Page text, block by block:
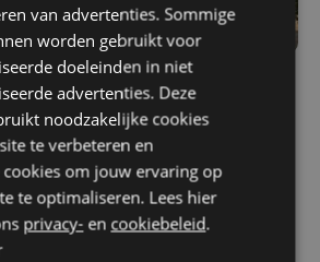
za 1 augustus | 17:21
in Izegem: drie rijstroken
van advertenties. Sommige
worden gebruikt voor
doeleinden in niet
advertenties. Deze
noodzakelijke cookies
te verbeteren en
om jouw ervaring op
te optimaliseren. Lees hier
privacy- en cookiebeleid.